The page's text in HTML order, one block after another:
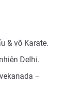
& võ Karate.
Delhi.
–